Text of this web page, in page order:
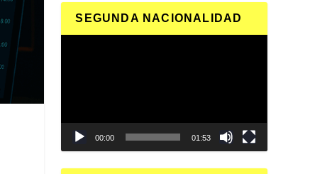
SEGUNDA NACIONALIDAD
00:00 01:53